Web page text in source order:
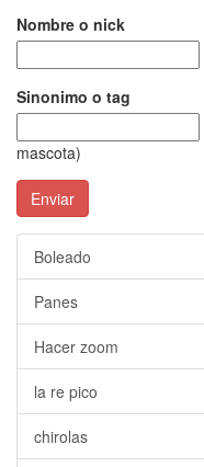
Nombre o nick
Sinonimo o tag
mascota)
Enviar
Boleado
Panes
Hacer zoom
la re pico
chirolas